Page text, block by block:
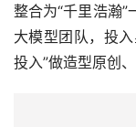
整合为“千里浩瀚
大模型团队，投
投入”做造型原创